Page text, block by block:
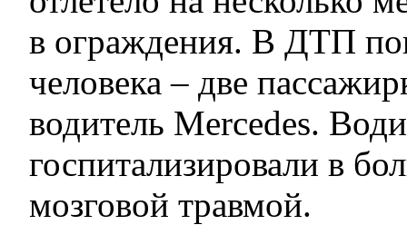
в ограждения. В ДТП
человека – две
водитель Mercedes.
госпитализировали в
мозговой травмой.